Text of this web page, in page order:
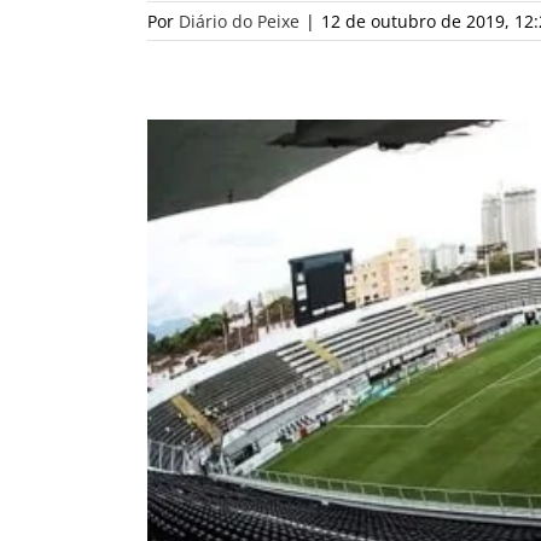
Por Diário do Peixe | 12 de outubro de 2019,